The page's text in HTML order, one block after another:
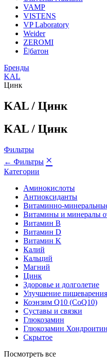
VAMP
VISTENS
VP Laboratory
Weider
ZEROMI
Ё|батон
Бренды
KAL
Цинк
KAL / Цинк
KAL / Цинк
Фильтры
← Фильтры ×
Категории
Аминокислоты
Антиоксиданты
Витаминно-
Витамины и минералы
Витамин B
Витамин D
Витамин K
Калий
Кальций
Магний
Цинк
Здоровье и долголетие
Улучшение пищеварения
Коэнзим Q10 (CoQ10)
Суставы и связки
Глюкозамин
Глюкозамин
Скрытое
Посмотреть все